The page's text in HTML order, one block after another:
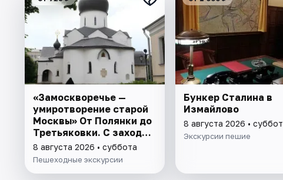
«Замоскворечье —
умиротворение старой
Москвы» От Полянки до
Третьяковки. С заходом
в Марфо-Мариинскую
обитель
8 августа 2026 • суббота
Пешеходные экскурсии
Бункер Сталина в
Измайлово
8 августа 2026 •
Экскурсии пешие